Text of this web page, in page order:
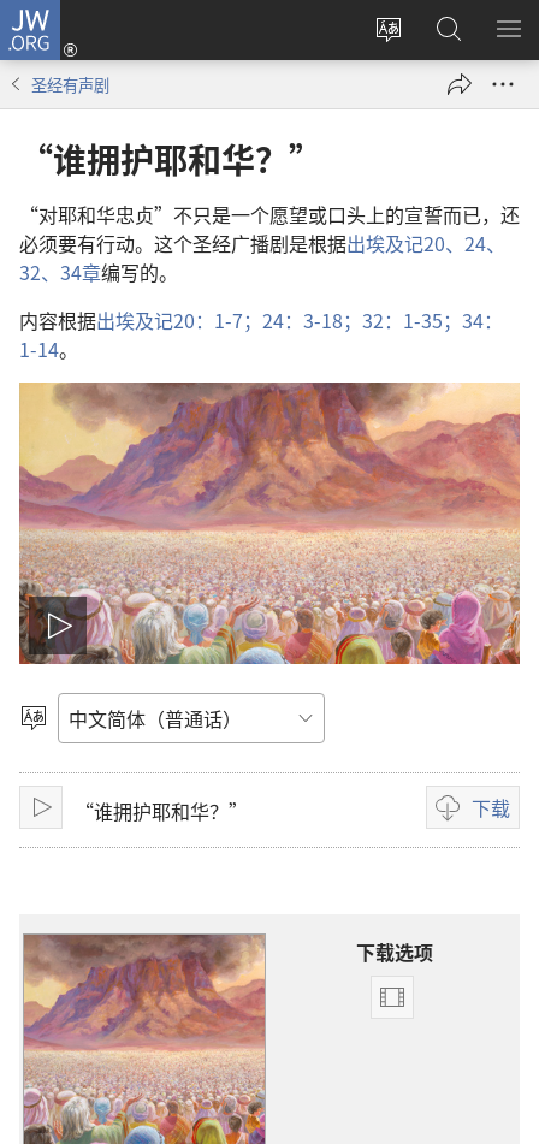
JW.ORG
更
登
录
（打
搜
索
JW.ORG
显
圣经有声剧
“谁拥护耶和华？”
“对​耶和华​忠贞”不​只是​一​个​愿望​或​口头​上​的​宣誓​而已，还​
必须​要​有​行动。这个​圣经​广播剧​是​根据​出埃及记​20、 24、
32、 34​章​编写​的。
内容​根据​出埃及记​20：1-7； 24：3-18； 32：1-35； 34：
1-14。
播
放
影
片
选
语
言
播
放
“谁拥护耶和华？” 下载
影
片
项
下载选项
影